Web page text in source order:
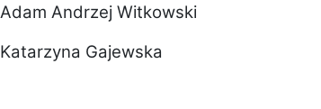
Adam Andrzej Witkowski
Katarzyna Gajewska